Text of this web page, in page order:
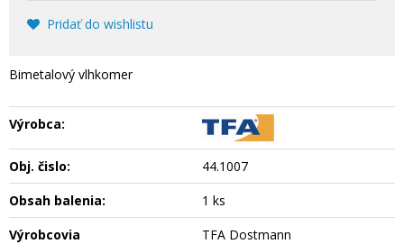
Pridať do wishlistu
Bimetalový vlhkomer
Výrobca:
Obj. čislo:
44.1007
Obsah balenia:
1 ks
Výrobcovia
TFA Dostmann